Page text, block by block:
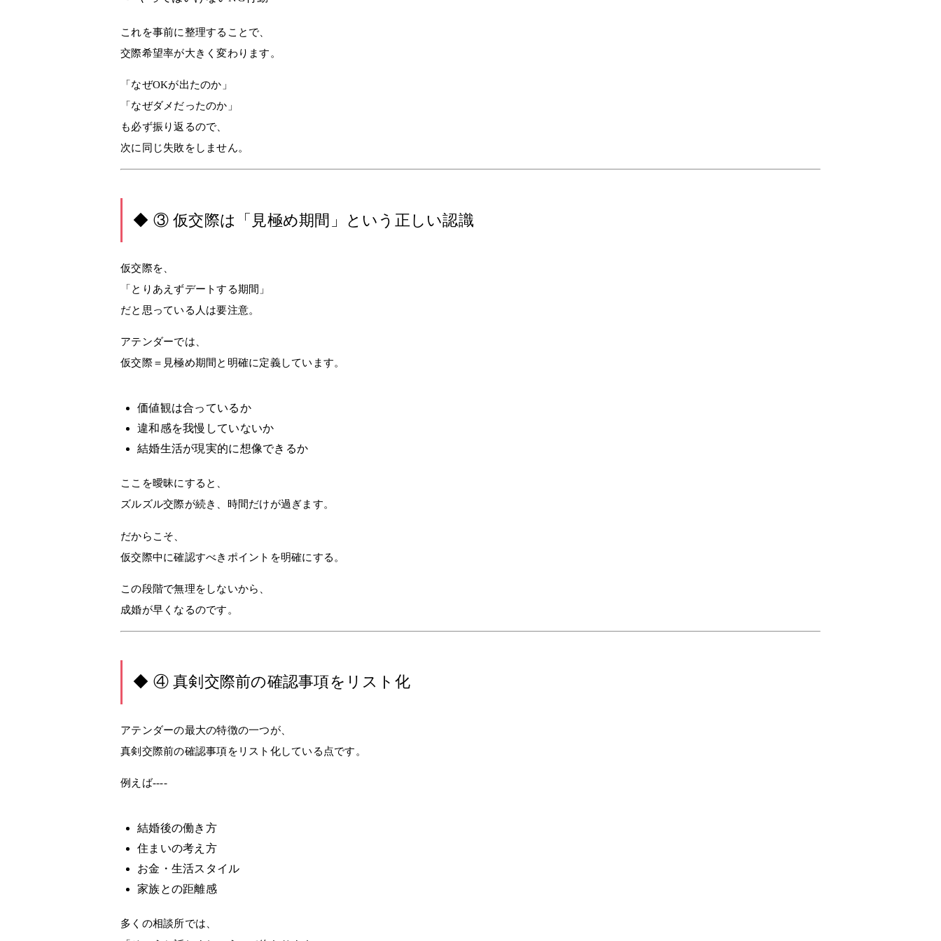
これを事前に整理することで、
交際希望率が大きく変わります。
「なぜOKが出たのか」
「なぜダメだったのか」
も必ず振り返るので、
次に同じ失敗をしません。
◆ ③ 仮交際は「見極め期間」という正しい認識
仮交際を、
「とりあえずデートする期間」
だと思っている人は要注意。
アテンダーでは、
仮交際＝見極め期間 と明確に定義しています。
価値観は合っているか
違和感を我慢していないか
結婚生活が現実的に想像できるか
ここを曖昧にすると、
ズルズル交際が続き、時間だけが過ぎます。
だからこそ、
仮交際中に確認すべきポイントを明確にする 。
この段階で無理をしないから、
成婚が早くなるのです。
◆ ④ 真剣交際前の確認事項をリスト化
アテンダーの最大の特徴の一つが、
真剣交際前の確認事項をリスト化している 点です。
例えば----
結婚後の働き方
住まいの考え方
お金・生活スタイル
家族との距離感
多くの相談所では、